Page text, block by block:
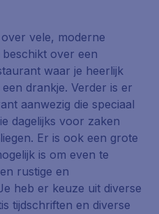
vele, moderne
over een
waar je heerlijk
drankje. Verder is er
aanwezig die speciaal
dagelijks voor zaken
Er is ook een grote
is om even te
rustige en
heb er keuze uit diverse
tijdschriften en diverse